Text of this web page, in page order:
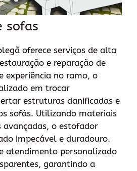
sofas
oferece serviços de alta
e reparação de
experiência no ramo, o
em trocar
estruturas danificadas e
sofás. Utilizando materiais
avançadas, o estofador
impecável e duradouro.
atendimento personalizado
garantindo a